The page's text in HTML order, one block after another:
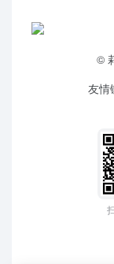
©
友情